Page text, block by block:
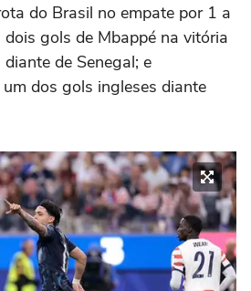
do Brasil no empate por 1 a
gols de Mbappé na vitória
de Senegal; e
dos gols ingleses diante